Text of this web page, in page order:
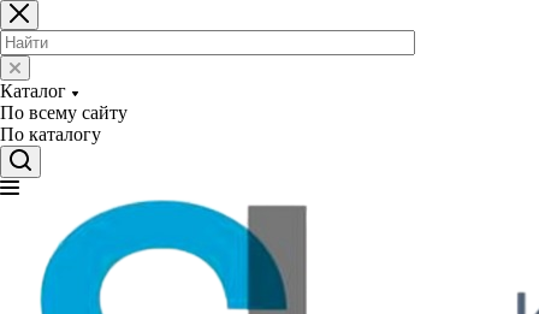
Каталог
По всему сайту
По каталогу